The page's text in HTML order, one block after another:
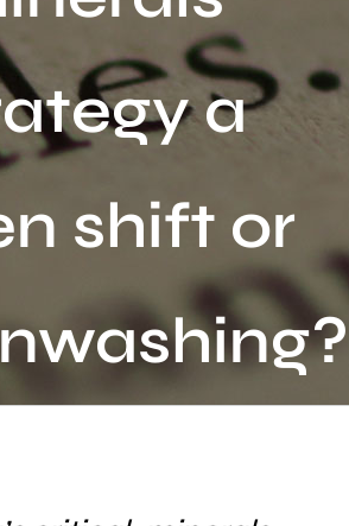
Activités
Publications
a
shift or